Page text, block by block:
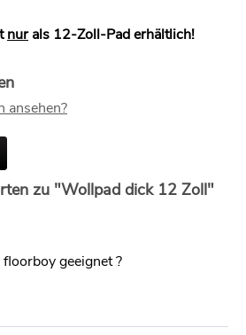
nurals 12-Zoll-Pad erhältlich!
ansehen?
zu "Wollpad dick 12 Zoll"
geeignet ?